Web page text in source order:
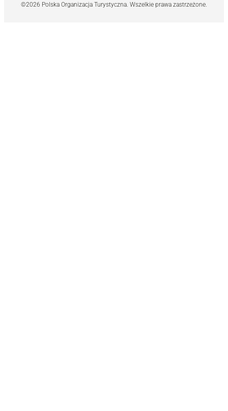
©2026 Polska Organizacja Turystyczna. Wszelkie prawa zastrzeżone.